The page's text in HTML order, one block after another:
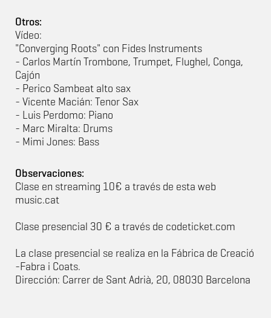
Otros:
Vídeo:
"Converging Roots" con Fides Instruments
- Carlos Martín Trombone, Trumpet, Flughel, Conga,
Cajón
- Perico Sambeat alto sax
- Vicente Macián: Tenor Sax
- Luis Perdomo: Piano
- Marc Miralta: Drums
- Mimi Jones: Bass
Observaciones:
Clase en streaming 10€ a través de esta web
music.cat
Clase presencial 30 € a través de codeticket.com
La clase presencial se realiza en la Fábrica de Creació
-Fabra i Coats.
Dirección: Carrer de Sant Adrià, 20, 08030 Barcelona